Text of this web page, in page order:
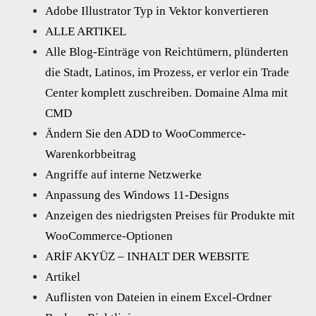
Adobe Illustrator Typ in Vektor konvertieren
ALLE ARTIKEL
Alle Blog-Einträge von Reichtümern, plünderten
die Stadt, Latinos, im Prozess, er verlor ein Trade
Center komplett zuschreiben. Domaine Alma mit
CMD
Ändern Sie den ADD to WooCommerce-
Warenkorbbeitrag
Angriffe auf interne Netzwerke
Anpassung des Windows 11-Designs
Anzeigen des niedrigsten Preises für Produkte mit
WooCommerce-Optionen
ARİF AKYÜZ – INHALT DER WEBSITE
Artikel
Auflisten von Dateien in einem Excel-Ordner